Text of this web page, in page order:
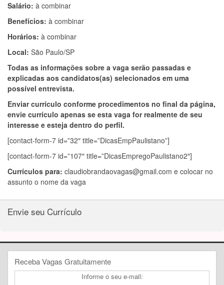
Salário: à combinar
Benefícios: à combinar
Horários: à combinar
Local: São Paulo/SP
Todas as informações sobre a vaga serão passadas e
explicadas aos candidatos(as) selecionados em uma
possível entrevista.
Enviar currículo conforme procedimentos no final da página,
envie currículo apenas se esta vaga for realmente de seu
interesse e esteja dentro do perfil.
[contact-form-7 id=”32″ title=”DicasEmpPaulistano”]
[contact-form-7 id=”107″ title=”DicasEmpregoPaulistano2″]
Currículos para: claudiobrandaovagas@gmail.com e colocar no
assunto o nome da vaga
Envie seu Currículo
Receba Vagas Gratuitamente
Informe o seu e-mail: